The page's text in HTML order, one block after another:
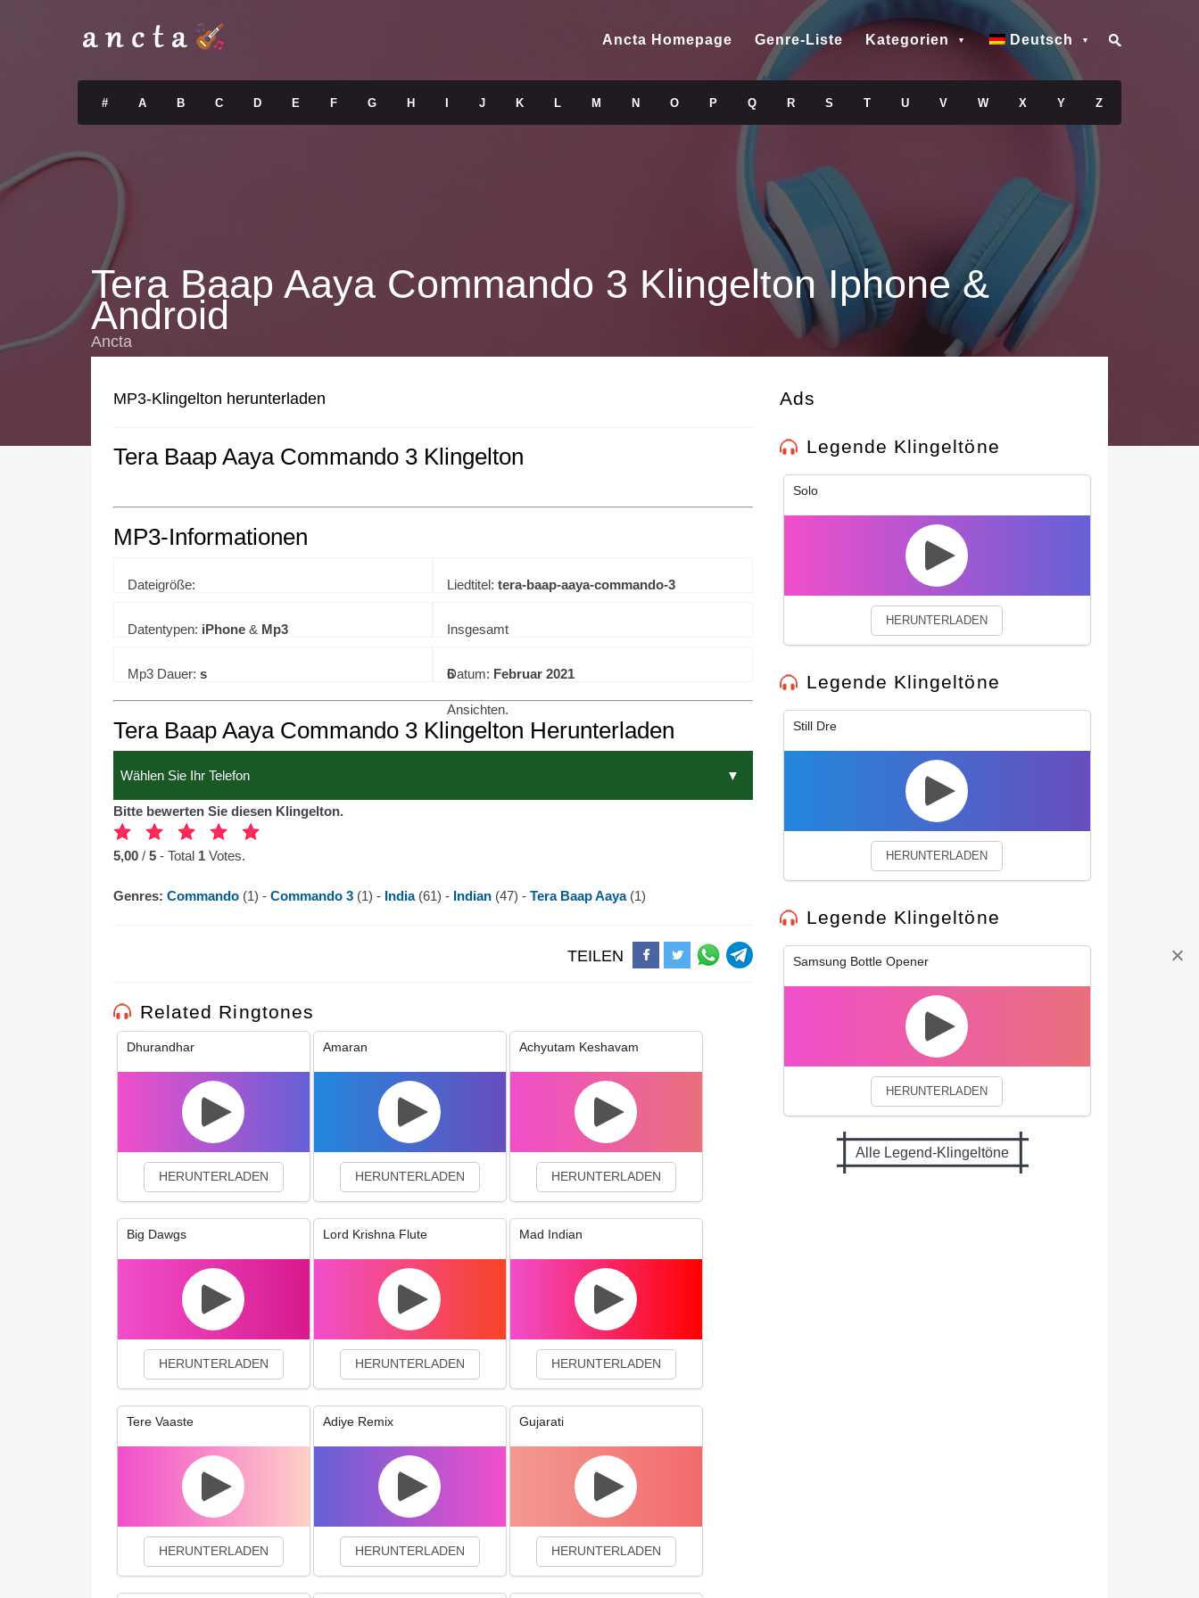
Ancta Homepage Genre-Liste Kategorien Deutsch
# A B C D E F G H J K L M N O P Q R S T U V W X Y Z
Tera Baap Aaya Commando 3 Klingelton Iphone &
Android
Ancta
MP3-Klingelton herunterladen
Tera Baap Aaya Commando 3 Klingelton
MP3-Informationen
Dateigröße: Liedtitel:tera-baap-aaya-commando-3
Datentypen: iPhone & Mp3 Insgesamt
6
Ansichten.
Mp3 Dauer: s Datum: Februar 2021
Tera Baap Aaya Commando 3 Klingelton Herunterladen
Bitte bewerten Sie diesen Klingelton.
5,00 / 5 - Total 1 Votes.
Genres: Commando (1) - Commando 3 (1) - India (61) - Indian (47) - Tera Baap Aaya (1)
TEILEN
Related Ringtones
Dhurandhar
HERUNTERLADEN
Amaran
HERUNTERLADEN
Achyutam Keshavam
HERUNTERLADEN
Big Dawgs
HERUNTERLADEN
Lord Krishna Flute
HERUNTERLADEN
Mad Indian
HERUNTERLADEN
Tere Vaaste
HERUNTERLADEN
Adiye Remix
HERUNTERLADEN
Gujarati
HERUNTERLADEN
Ads
Legende Klingeltöne
Solo
HERUNTERLADEN
Legende Klingeltöne
Still Dre
HERUNTERLADEN
Legende Klingeltöne
Samsung Bottle Opener
HERUNTERLADEN
Alle Legend-Klingeltöne
We use cookies to enhance your experience. By continuing to visit this site you agree to our use of cookies.Privacy Policy Close